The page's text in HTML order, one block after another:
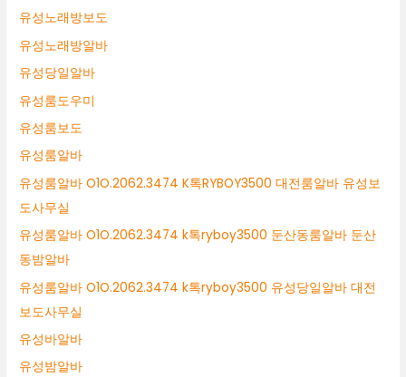
유성노래방보도
유성노래방알바
유성당일알바
유성룸도우미
유성룸보도
유성룸알바
유성룸알바 O1O.2062.3474 K톡RYBOY3500 대전룸알바 유성보
도사무실
유성룸알바 O1O.2062.3474 k톡ryboy3500 둔산동룸알바 둔산
동밤알바
유성룸알바 O1O.2062.3474 k톡ryboy3500 유성당일알바 대전
보도사무실
유성바알바
유성밤알바